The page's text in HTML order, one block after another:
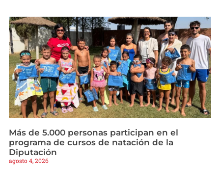
Más de 5.000 personas participan en el
programa de cursos de natación de la
Diputación
agosto 4, 2026